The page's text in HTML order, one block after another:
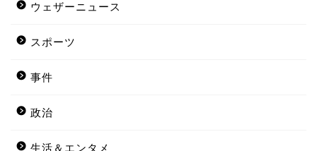
ウェザーニュース
スポーツ
事件
政治
生活＆エンタメ